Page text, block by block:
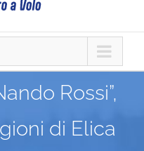
Rossi”,
di Elica